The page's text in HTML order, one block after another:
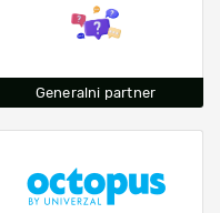
Generalni partner